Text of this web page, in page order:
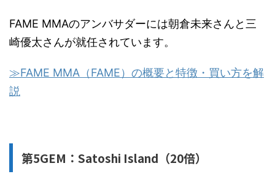
FAME MMAのアンバサダーには朝倉未来さんと三
崎優太さんが就任されています。
≫FAME MMA（FAME）の概要と特徴・買い方を解
説
第5GEM：Satoshi Island（20倍）